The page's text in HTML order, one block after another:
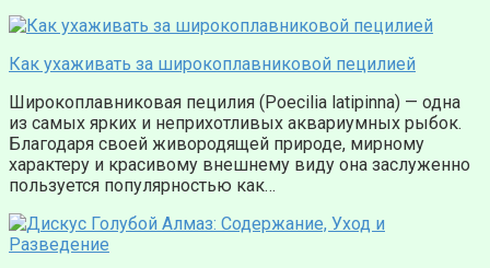
Как ухаживать за широкоплавниковой пецилией
Широкоплавниковая пецилия (Poecilia latipinna) — одна
из самых ярких и неприхотливых аквариумных рыбок.
Благодаря своей живородящей природе, мирному
характеру и красивому внешнему виду она заслуженно
пользуется популярностью как…